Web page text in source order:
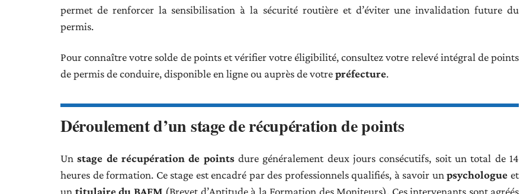
permet de renforcer la sensibilisation à la sécurité routière et d’éviter une invalidation future du
permis.
Pour connaître votre solde de points et vérifier votre éligibilité, consultez votre relevé intégral de points
de permis de conduire, disponible en ligne ou auprès de votrepréfecture.
Déroulement d’un stage de récupération de points
Unstage de récupération de pointsdure généralement deux jours consécutifs, soit un total de 14
heures de formation. Ce stage est encadré par des professionnels qualifiés, à savoir unpsychologue et
un titulaire du BAFM (Brevet d’Aptitude à la Formation des Moniteurs). Ces intervenants sont agréés